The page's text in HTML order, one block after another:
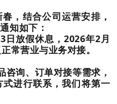
，结合公司运营安排，
知如下：
日放假休息，2026年2月
常营业与业务对接。
咨询、订单对接等需求，
进行联系，我们将第一